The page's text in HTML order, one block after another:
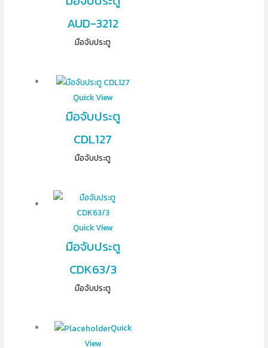
AUD-3212
มือจับประตู
Quick View
มือจับประตู
CDL127
มือจับประตู
Quick View
มือจับประตู
CDK63/3
มือจับประตู
Quick
View